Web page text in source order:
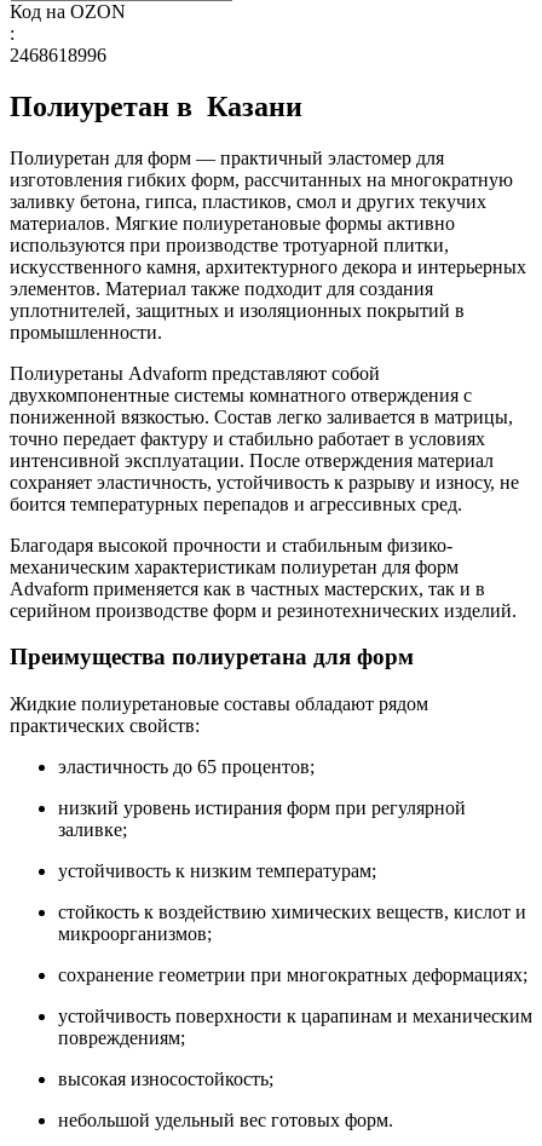
Код на OZON
:
2468618996
Полиуретан в Казани
Полиуретан для форм — практичный эластомер для
изготовления гибких форм, рассчитанных на многократную
заливку бетона, гипса, пластиков, смол и других текучих
материалов. Мягкие полиуретановые формы активно
используются при производстве тротуарной плитки,
искусственного камня, архитектурного декора и интерьерных
элементов. Материал также подходит для создания
уплотнителей, защитных и изоляционных покрытий в
промышленности.
Полиуретаны Advaform представляют собой
двухкомпонентные системы комнатного отверждения с
пониженной вязкостью. Состав легко заливается в матрицы,
точно передает фактуру и стабильно работает в условиях
интенсивной эксплуатации. После отверждения материал
сохраняет эластичность, устойчивость к разрыву и износу, не
боится температурных перепадов и агрессивных сред.
Благодаря высокой прочности и стабильным физико-
механическим характеристикам полиуретан для форм
Advaform применяется как в частных мастерских, так и в
серийном производстве форм и резинотехнических изделий.
Преимущества полиуретана для форм
Жидкие полиуретановые составы обладают рядом
практических свойств:
эластичность до 65 процентов;
низкий уровень истирания форм при регулярной
заливке;
устойчивость к низким температурам;
стойкость к воздействию химических веществ, кислот и
микроорганизмов;
сохранение геометрии при многократных деформациях;
устойчивость поверхности к царапинам и механическим
повреждениям;
высокая износостойкость;
небольшой удельный вес готовых форм.